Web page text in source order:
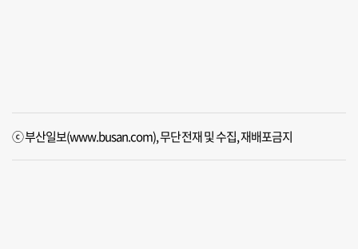
ⓒ 부산일보(www.busan.com), 무단전재 및 수집, 재배포금지